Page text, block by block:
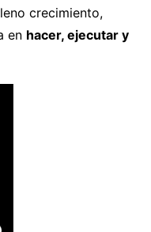
crecimiento,
en hacer, ejecutar y